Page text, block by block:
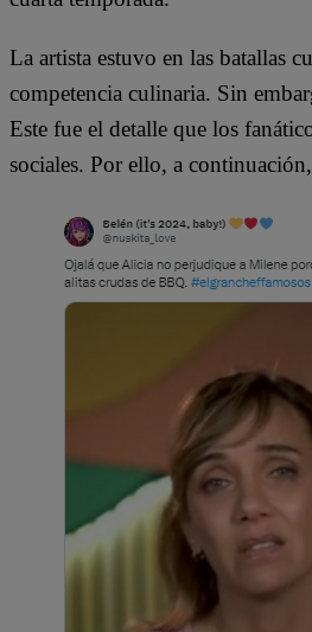
La artista estuvo en las batallas
competencia culinaria. Sin
Este fue el detalle que los
sociales. Por ello, a